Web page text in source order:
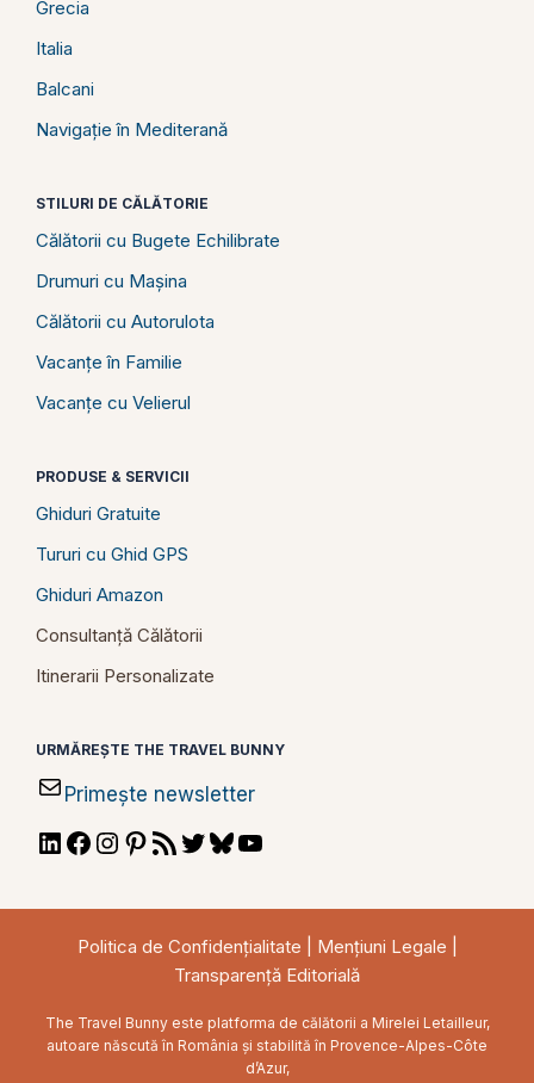
Grecia
Italia
Balcani
Navigație în Mediterană
STILURI DE CĂLĂTORIE
Călătorii cu Bugete Echilibrate
Drumuri cu Mașina
Călătorii cu Autorulota
Vacanțe în Familie
Vacanțe cu Velierul
PRODUSE & SERVICII
Ghiduri Gratuite
Tururi cu Ghid GPS
Ghiduri Amazon
Consultanță Călătorii
Itinerarii Personalizate
URMĂREȘTE THE TRAVEL BUNNY
Primește newsletter
LinkedIn
Facebook
Instagram
Pinterest
RSSTwitterBluesky
Politica de Confidențialitate Mențiuni Legale
Transparență Editorială
The Travel Bunny este platforma de călătorii a Mirelei Letailleur,
autoare născută în România și stabilită în Provence-Alpes-Côte
d’Azur,